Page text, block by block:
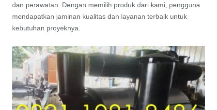
dan perawatan. Dengan memilih produk dari kami, pengguna
mendapatkan jaminan kualitas dan layanan terbaik untuk
kebutuhan proyeknya.